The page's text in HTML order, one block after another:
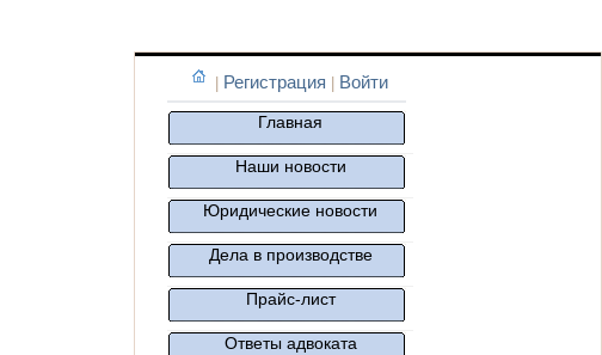
Регистрация Войти
Главная
Наши новости
Юридические новости
Дела в производстве
Прайс-лист
Ответы адвоката